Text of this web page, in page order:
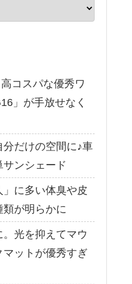
コスパな優秀ワ
」が手放せなく
だけの空間に♪車
ンシェード
」に多い体臭や皮
類が明らかに
光を抑えてマウ
ットが優秀すぎ